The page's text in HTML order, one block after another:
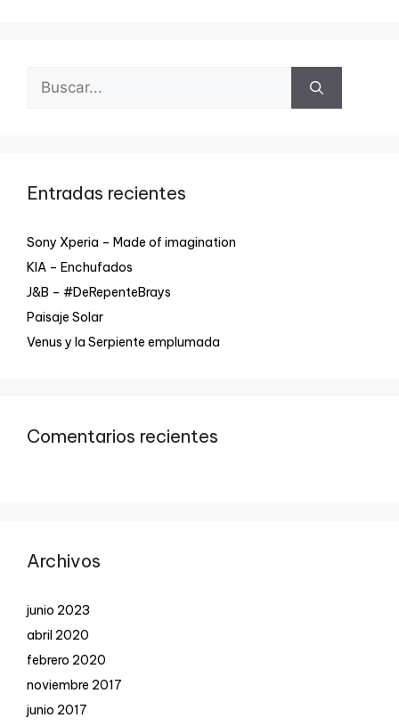
Entradas recientes
Sony Xperia – Made of imagination
KIA – Enchufados
J&B – #DeRepenteBrays
Paisaje Solar
Venus y la Serpiente emplumada
Comentarios recientes
Archivos
junio 2023
abril 2020
febrero 2020
noviembre 2017
junio 2017